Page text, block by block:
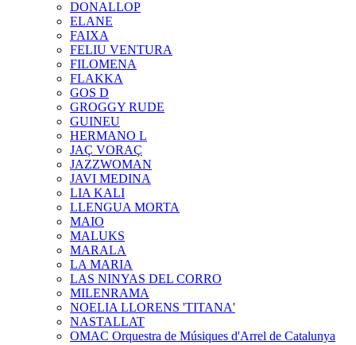
DONALLOP
ELANE
FAIXA
FELIU VENTURA
FILOMENA
FLAKKA
GOS D
GROGGY RUDE
GUINEU
HERMANO L
JAÇ VORAÇ
JAZZWOMAN
JAVI MEDINA
LIA KALI
LLENGUA MORTA
MAIO
MALUKS
MARALA
LA MARIA
LAS NINYAS DEL CORRO
MILENRAMA
NOELIA LLORENS 'TITANA'
NASTALLAT
OMAC Orquestra de Músiques d'Arrel de Catalunya